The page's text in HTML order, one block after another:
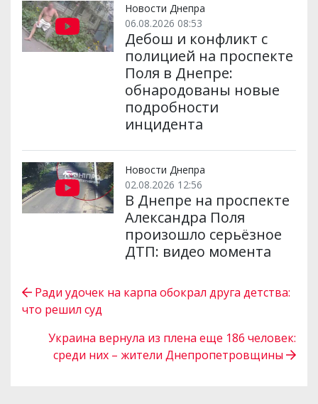
Новости Днепра
06.08.2026 08:53
Дебош и конфликт с
полицией на проспекте
Поля в Днепре:
обнародованы новые
подробности
инцидента
Новости Днепра
02.08.2026 12:56
В Днепре на проспекте
Александра Поля
произошло серьёзное
ДТП: видео момента
Ради удочек на карпа обокрал друга детства:
что решил суд
Украина вернула из плена еще 186 человек:
среди них – жители Днепропетровщины